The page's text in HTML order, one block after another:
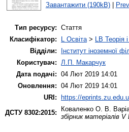
Завантажити (190kB)|
Тип ресурсу: Стаття
Класифікатор:
L Освіта> LB Теорія
Відділи:
Інститут іноземної
Користувач: Л.П. Макарчук
Дата подачі: 04 Лют 2019 14:01
Оновлення: 04 Лют 2019 14:01
URI:
https://
ДСТУ 8302:2015:
Коваленко О. В.
збірник матеріалів